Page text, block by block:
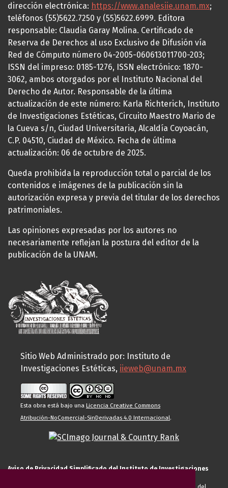
dirección electrónica: https://www.analesiie.unam.mx;
teléfonos (55)5622.7250 y (55)5622.6999. Editora
responsable: Claudia Garay Molina. Certificado de
Reserva de Derechos al uso Exclusivo de Difusión vía
Red de Cómputo número 04-2005-060613011700-203;
ISSN del impreso: 0185-1276, ISSN electrónico: 1870-
3062, ambos otorgados por el Instituto Nacional del
Derecho de Autor. Responsable de la última
actualización de este número: Karla Richterich, Instituto
de Investigaciones Estéticas, Circuito Maestro Mario de
la Cueva s/n, Ciudad Universitaria, Alcaldía Coyoacán,
C.P. 04510, Ciudad de México. Fecha de última
actualización: 06 de octubre de 2025.
Queda prohibida la reproducción total o parcial de los
contenidos e imágenes de la publicación sin la
autorización expresa y previa del titular de los derechos
patrimoniales.
Las opiniones expresadas por los autores no
necesariamente reflejan la postura del editor de la
publicación de la UNAM.
Sitio Web Administrado por: Instituto de
Investigaciones Estéticas, iieweb@unam.mx
Esta obra está bajo una Licencia Creative Commons
Atribución-NoComercial-SinDerivadas 4.0 Internacional.
Aviso de Privacidad Simplificado del Instituto de Investigaciones